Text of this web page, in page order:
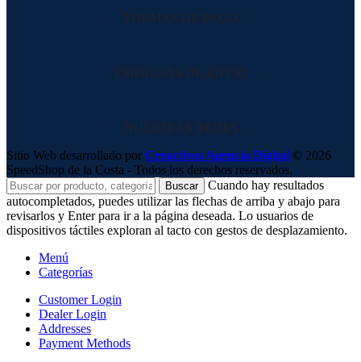
FORMAS DE PAGO
EMPRESAS DE ENVIO
NUESTRAS REDES
Sitio Web desarrollado por Creactivos Agencia Digital © 2026
SpeedShop de la Costa - Todos los derechos reservados.
Buscar
Cuando hay resultados
autocompletados, puedes utilizar las flechas de arriba y abajo para
revisarlos y Enter para ir a la página deseada. Lo usuarios de
dispositivos táctiles exploran al tacto con gestos de desplazamiento.
Menú
Categorías
Customer Login
Dealer Login
Addresses
Payment Methods